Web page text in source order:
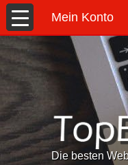
Mein Konto
Die besten